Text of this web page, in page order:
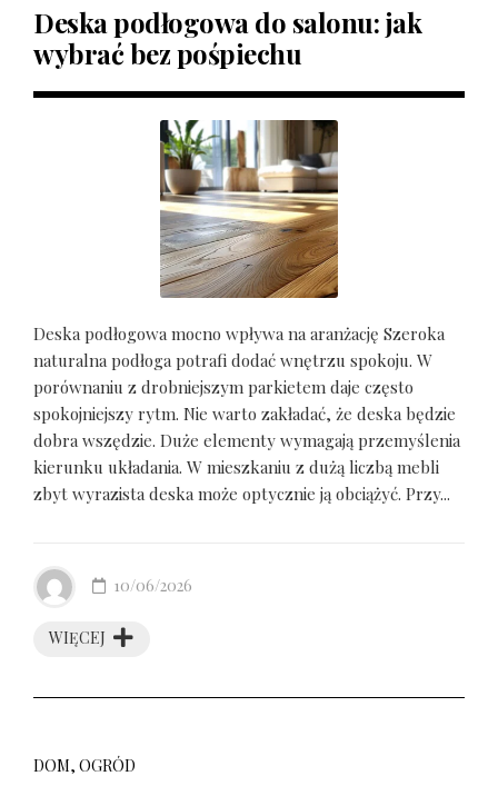
Deska podłogowa do salonu: jak
wybrać bez pośpiechu
Deska podłogowa mocno wpływa na aranżację Szeroka
naturalna podłoga potrafi dodać wnętrzu spokoju. W
porównaniu z drobniejszym parkietem daje często
spokojniejszy rytm. Nie warto zakładać, że deska będzie
dobra wszędzie. Duże elementy wymagają przemyślenia
kierunku układania. W mieszkaniu z dużą liczbą mebli
zbyt wyrazista deska może optycznie ją obciążyć. Przy...
WIĘCEJ
10/06/2026
DOM, OGRÓD